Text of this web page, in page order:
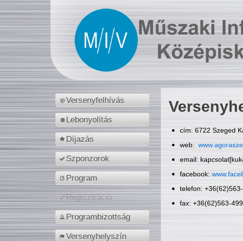
Versenyfelhívás
Lebonyolítás
Díjazás
Szponzorok
Program
Regisztráció
Programbizottság
Versenyhelyszín
cím: 6722 Szeged
web:
email:
facebook:
telefon:
fax: +36(62)563-499